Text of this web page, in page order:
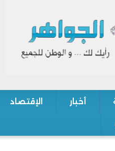
Main
أخبار الإقتصاد